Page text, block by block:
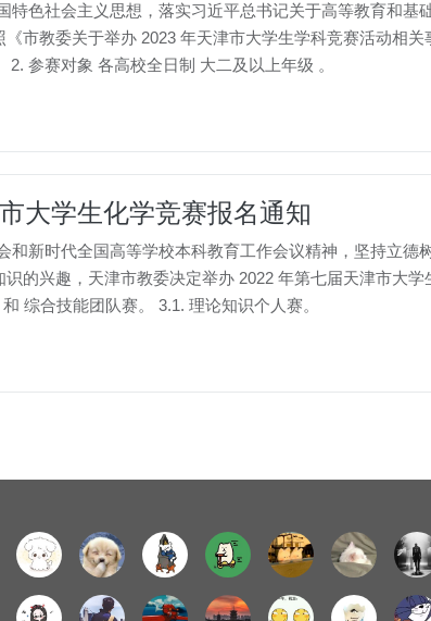
特色社会主义思想，落实习近平总书记关于高等教育和
市教委关于举办 2023 年天津市大学生学科竞赛活动相
参赛对象 各高校全日制 大二及以上年级 。
大学生化学竞赛报名通知
和新时代全国高等学校本科教育工作会议精神，坚持立
的兴趣，天津市教委决定举办 2022 年第七届天津市大
综合技能团队赛。 3.1. 理论知识个人赛。